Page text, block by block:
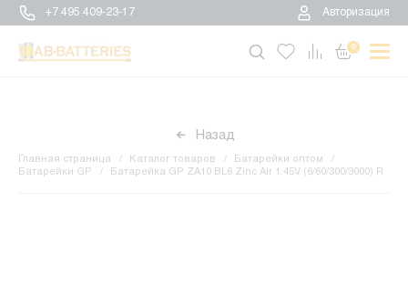
+7 495 409-23-17 Авторизация
0
Назад
Главная страница Каталог товаров
Батарейки оптом
Батарейки GP
Батарейка GP ZA10 BL6 Zinc Air 1.45V (6/60/300/3000) R